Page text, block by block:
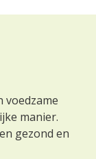
voedzame
manier.
gezond en